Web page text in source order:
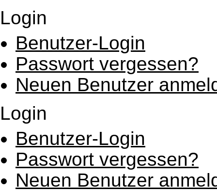
Login
Benutzer-Login
Passwort vergessen?
Neuen Benutzer
Login
Benutzer-Login
Passwort vergessen?
Neuen Benutzer